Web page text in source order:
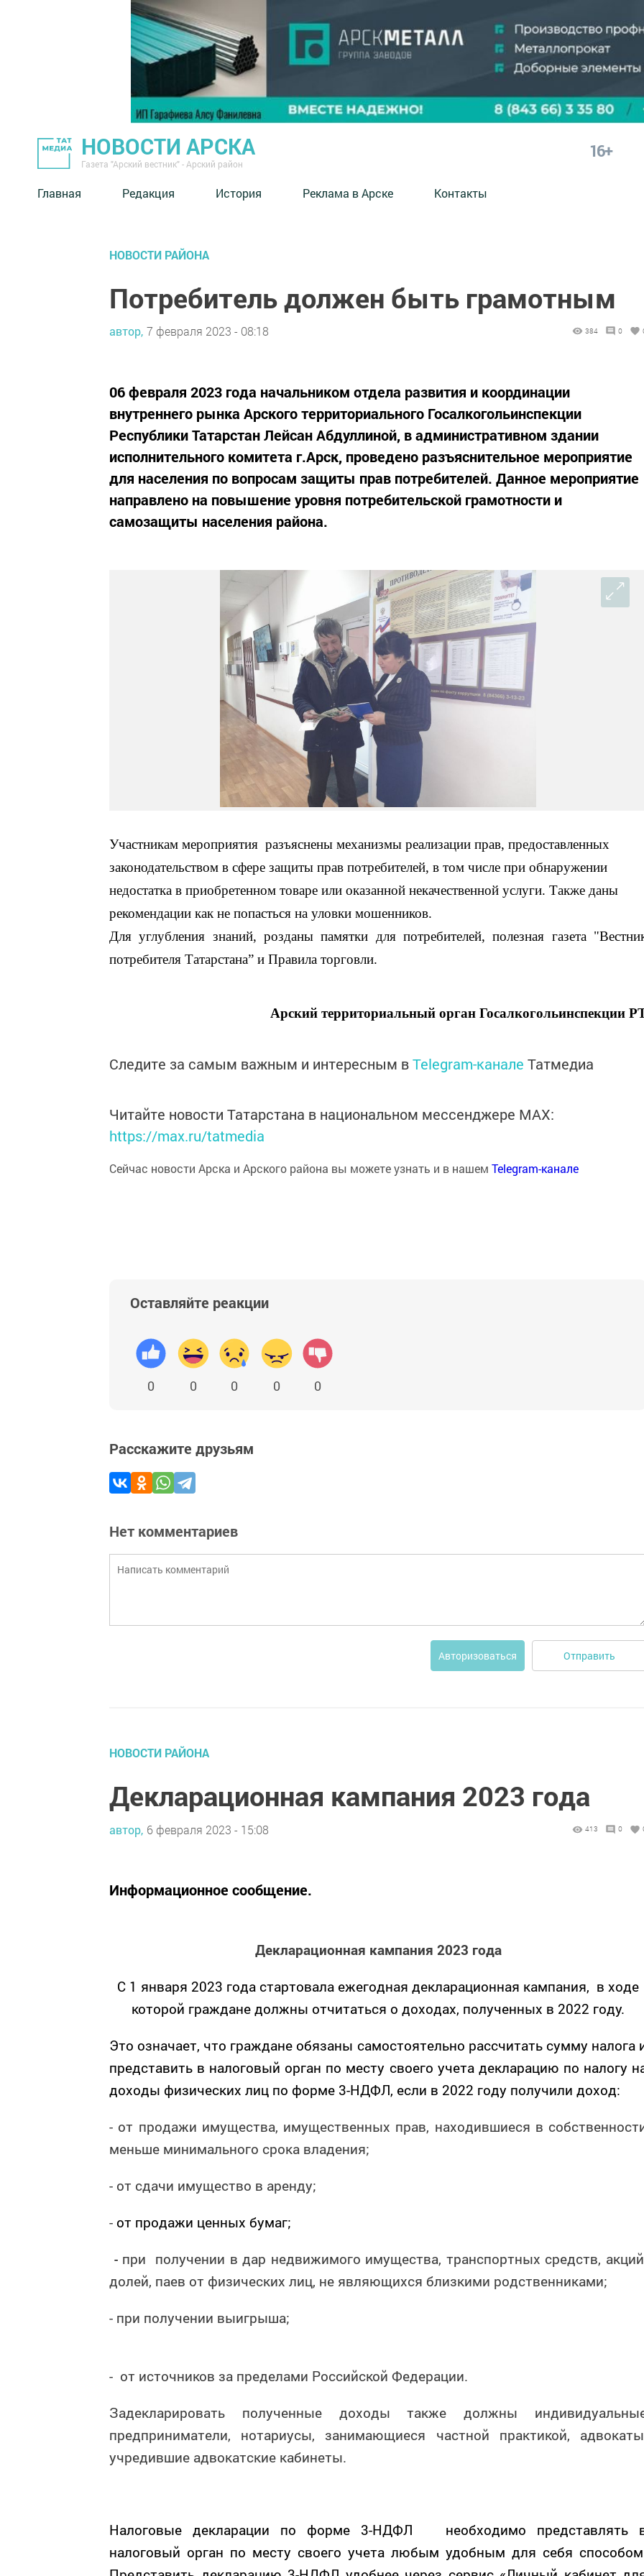
НОВОСТИ АРСКА
Газета "Арский вестник" - Арский район
16+
Главная Редакция История Реклама в Арске Контакты
НОВОСТИ РАЙОНА
Потребитель должен быть грамотным
автор, 7 февраля 2023 - 08:18 384 0
06 февраля 2023 года начальником отдела развития и координации
внутреннего рынка Арского территориального Госалкогольинспекции
Республики Татарстан Лейсан Абдуллиной, в административном здании
исполнительного комитета г.Арск, проведено разъяснительное мероприятие
для населения по вопросам защиты прав потребителей. Данное мероприятие
направлено на повышение уровня потребительской грамотности и
самозащиты населения района.
Участникам мероприятия разъяснены механизмы реализации прав, предоставленных
законодательством в сфере защиты прав потребителей, в том числе при обнаружении
недостатка в приобретенном товаре или оказанной некачественной услуги. Также даны
рекомендации как не попасться на уловки мошенников.
Для углубления знаний, розданы памятки для потребителей, полезная газета
потребителя Татарстана” и Правила торговли.
Арский территориальный орган Госалкогольинспекции
Следите за самым важным и интересным вTelegram-канале Татмедиа
Читайте новости Татарстана в национальном мессенджере MАХ:
https://max.ru/tatmedia
Сейчас новости Арска и Арского района вы можете узнать и в нашем Telegram-канале
Оставляйте реакции
0 0 0 0 0
Расскажите друзьям
Нет комментариев
Авторизоваться Отправить
НОВОСТИ РАЙОНА
Декларационная кампания 2023 года
автор, 6 февраля 2023 - 15:08 413 0
Информационное сообщение.
Декларационная кампания 2023 года
С 1 января 2023 года стартовала ежегодная декларационная кампания, в ходе
которой граждане должны отчитаться о доходах, полученных в 2022 году.
Это означает, что граждане обязаны самостоятельно рассчитать сумму налога
представить в налоговый орган по месту своего учета декларацию по налогу
доходы физических лиц по форме 3-НДФЛ, если в 2022 году получили доход:
- от продажи имущества, имущественных прав, находившиеся в
меньше минимального срока владения;
- от сдачи имущество в аренду;
- от продажи ценных бумаг;
- при получении в дар недвижимого имущества, транспортных средств,
долей, паев от физических лиц, не являющихся близкими родственниками;
- при получении выигрыша;
- от источников за пределами Российской Федерации.
Задекларировать полученные доходы также должны
предприниматели, нотариусы, занимающиеся частной практикой,
учредившие адвокатские кабинеты.
Налоговые декларации по форме 3-НДФЛ необходимо представлять
налоговый орган по месту своего учета любым удобным для себя